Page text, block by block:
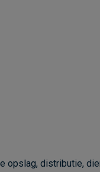
opslag, distributie,